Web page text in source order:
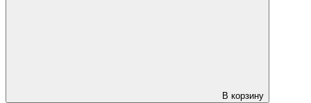
В корзину